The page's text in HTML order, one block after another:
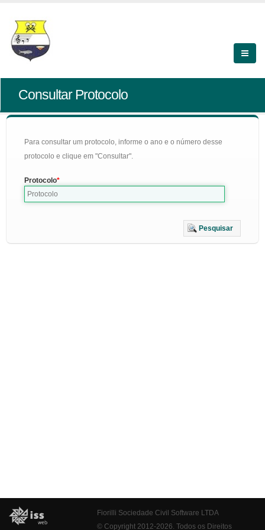
Consultar Protocolo
Para consultar um protocolo, informe o ano e o número desse
protocolo e clique em "Consultar".
Protocolo
Pesquisar
Fiorilli Sociedade Civil Software LTDA
© Copyright 2012-2026. Todos os Direitos